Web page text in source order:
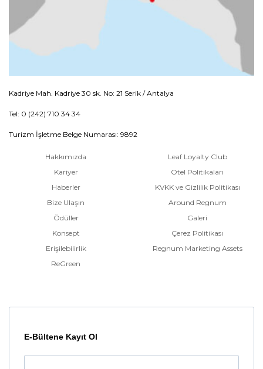
Kadriye Mah. Kadriye 30 sk. No: 21 Serik / Antalya
Tel: 0 (242) 710 34 34
Turizm İşletme Belge Numarası: 9892
Hakkımızda
Kariyer
Haberler
Bize Ulaşın
Ödüller
Konsept
Erişilebilirlik
ReGreen
Leaf Loyalty Club
Otel Politikaları
KVKK ve Gizlilik Politikası
Around Regnum
Galeri
Çerez Politikası
Regnum Marketing Assets
E-Bültene Kayıt Ol